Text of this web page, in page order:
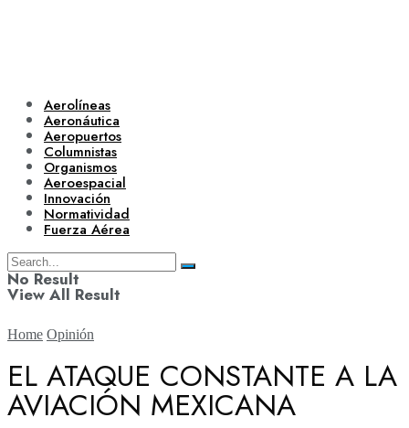
Aerolíneas
Aeronáutica
Aeropuertos
Columnistas
Organismos
Aeroespacial
Innovación
Normatividad
Fuerza Aérea
No Result
View All Result
Aerolíneas
Home Opinión
EL ATAQUE CONSTANTE A LA
AVIACIÓN MEXICANA